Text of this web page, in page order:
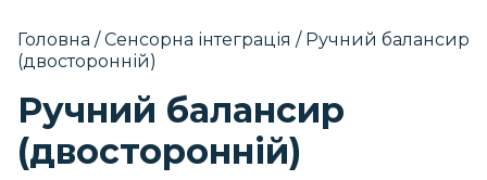
Головна /Сенсорна інтеграція / Ручний балансир
(двосторонній)
Ручний балансир
(двосторонній)